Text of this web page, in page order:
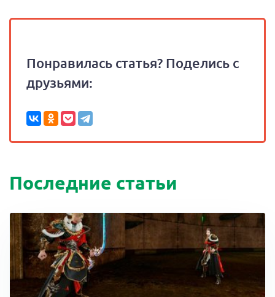
Понравилась статья? Поделись с
друзьями:
Последние статьи